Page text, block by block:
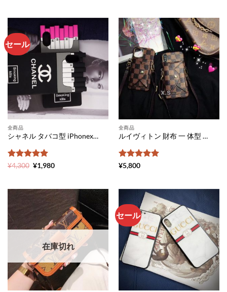
セール
全商品
シャネル タバコ型 iPhonexs/xs maxケース 激安 chanelパロディ アイフォンxケース 芸能人愛用 スマホカバー シリコン iPhone7/8 携帯ケース 煙草入れ iphone8 プラス ケース カップル
5段階中5の
¥4,300 元
は
¥4,300
¥1,980現
格
¥1,980
す。
全商品
ルイヴィトン 財布 一 体型 iphone ケース メンズ 人気 アイ フォン 11pro ケース ショルダー ヴィトン風 iphone11ケース 小銭 入れ モノグラム iphone x xs ケース カード収納 iphone xr スマホケース 斜め掛け
5段階中
¥5,800
在庫切れ
セール